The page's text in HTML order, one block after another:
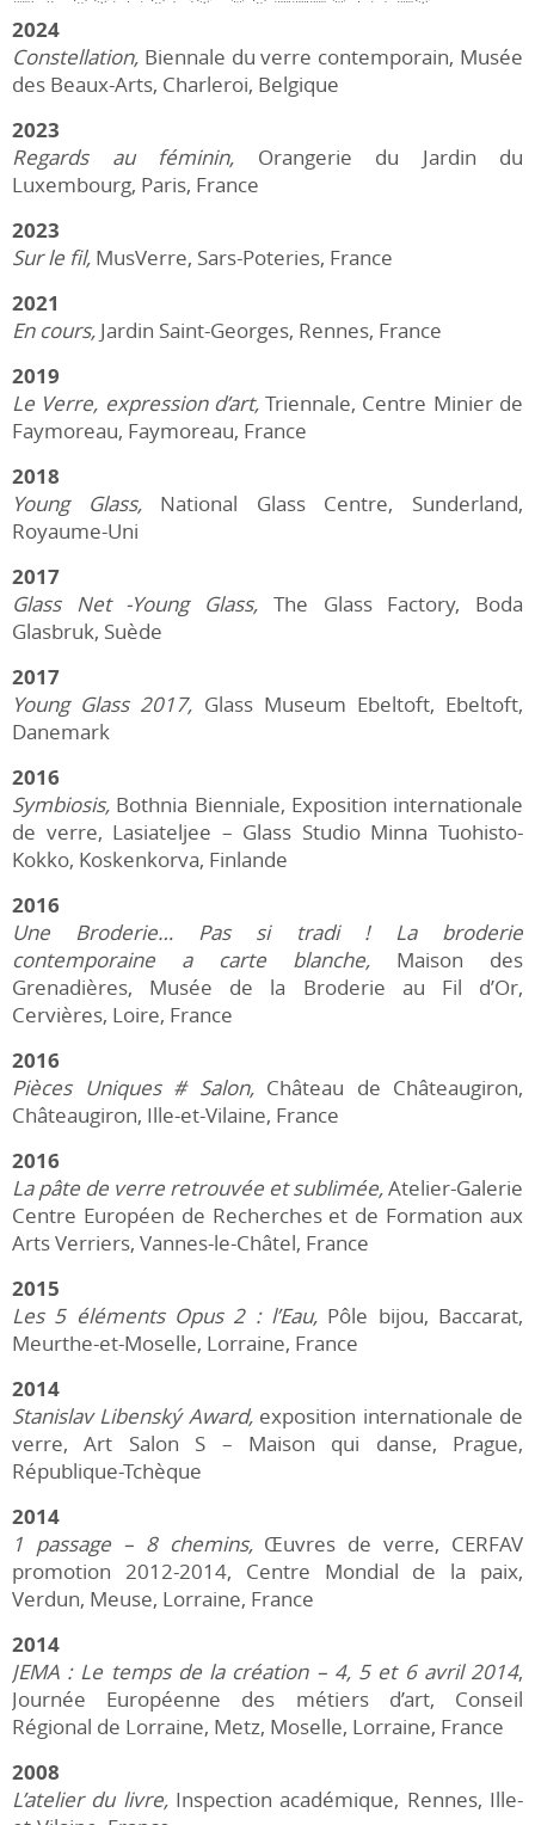
2024
Constellation, Biennale du verre contemporain, Musée
des Beaux-Arts, Charleroi, Belgique
2023
Regards au féminin, Orangerie du Jardin du
Luxembourg, Paris, France
2023
Sur le fil, MusVerre, Sars-Poteries, France
2021
En cours, Jardin Saint-Georges, Rennes, France
2019
Le Verre, expression d’art,Triennale, Centre Minier de
Faymoreau, Faymoreau, France
2018
Young Glass,National Glass Centre, Sunderland,
Royaume-Uni
2017
Glass Net -Young Glass, The Glass Factory, Boda
Glasbruk, Suède
2017
Young Glass 2017, Glass Museum Ebeltoft, Ebeltoft,
Danemark
2016
Symbiosis, Bothnia Bienniale, Exposition internationale
de verre, Lasiateljee – Glass Studio Minna Tuohisto-
Kokko, Koskenkorva, Finlande
2016
Une Broderie… Pas si tradi ! La broderie
contemporaine a carte blanche, Maison des
Grenadières, Musée de la Broderie au Fil d’Or,
Cervières, Loire, France
2016
Pièces Uniques # Salon,Château de Châteaugiron,
Châteaugiron, Ille-et-Vilaine, France
2016
La pâte de verre retrouvée et sublimée,Atelier-Galerie
Centre Européen de Recherches et de Formation aux
Arts Verriers, Vannes-le-Châtel, France
2015
Les 5 éléments Opus 2 : l’Eau, Pôle bijou, Baccarat,
Meurthe-et-Moselle, Lorraine, France
2014
Stanislav Libenský Award,exposition internationale de
verre, Art Salon S – Maison qui danse, Prague,
République-Tchèque
2014
1 passage – 8 chemins,Œuvres de verre, CERFAV
promotion 2012-2014, Centre Mondial de la paix,
Verdun, Meuse, Lorraine, France
2014
JEMA : Le temps de la création – 4, 5 et 6 avril 2014,
Journée Européenne des métiers d’art, Conseil
Régional de Lorraine, Metz, Moselle, Lorraine, France
2008
L’atelier du livre,Inspection académique, Rennes, Ille-